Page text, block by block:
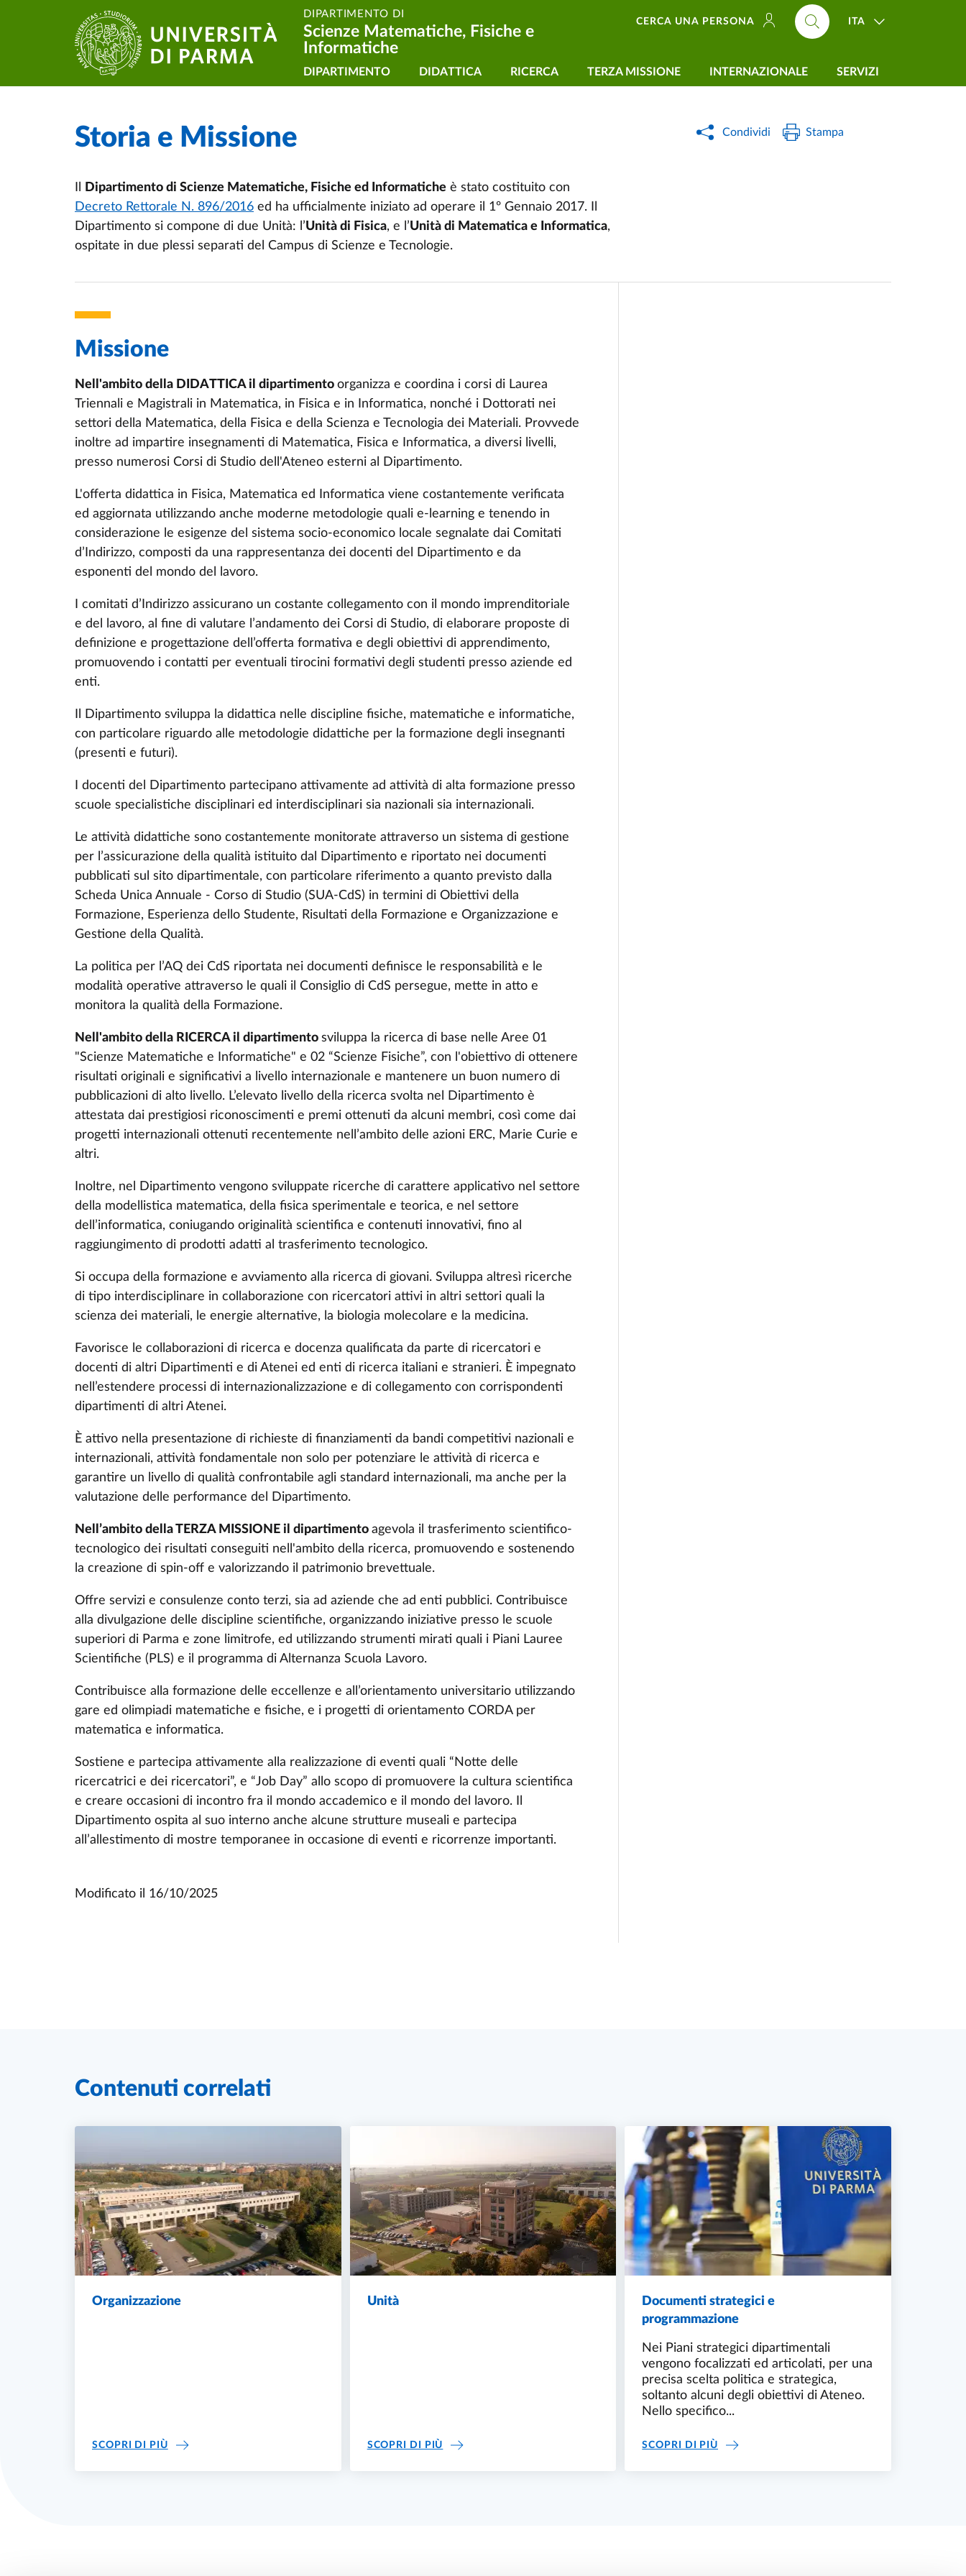
Salta al contenuto principale DIPARTIMENTO DI
Scienze Matematiche, Fisiche e
Informatiche
CERCA UNA PERSONA ITA
Navigazione principale
DIPARTIMENTO DIDATTICA RICERCA TERZA MISSIONE INTERNAZIONALE SERVIZI
Home /
Storia e Missione
Dipartimento di Scienze Matematiche, Fisiche ed Informatiche è stato costituito con
Decreto Rettorale N. 896/2016 ed ha ufficialmente iniziato ad operare il 1º Gennaio 2017. Il
Dipartimento si compone di due Unità: l’Unità di Fisica, e l’Unità di Matematica e Informatica,
ospitate in due plessi separati del Campus di Scienze e Tecnologie.
Condividi Stampa
Missione
Nell'ambito della DIDATTICA il dipartimentoorganizza e coordina i corsi di Laurea
Triennali e Magistrali in Matematica, in Fisica e in Informatica, nonché i Dottorati nei
settori della Matematica, della Fisica e della Scienza e Tecnologia dei Materiali. Provvede
inoltre ad impartire insegnamenti di Matematica, Fisica e Informatica, a diversi livelli,
presso numerosi Corsi di Studio dell'Ateneo esterni al Dipartimento.
L'offerta didattica in Fisica, Matematica ed Informatica viene costantemente verificata
ed aggiornata utilizzando anche moderne metodologie quali e-learning e tenendo in
considerazione le esigenze del sistema socio-economico locale segnalate dai Comitati
d’Indirizzo, composti da una rappresentanza dei docenti del Dipartimento e da
esponenti del mondo del lavoro.
I comitati d’Indirizzo assicurano un costante collegamento con il mondo imprenditoriale
e del lavoro, al fine di valutare l’andamento dei Corsi di Studio, di elaborare proposte di
definizione e progettazione dell’offerta formativa e degli obiettivi di apprendimento,
promuovendo i contatti per eventuali tirocini formativi degli studenti presso aziende ed
enti.
Il Dipartimento sviluppa la didattica nelle discipline fisiche, matematiche e informatiche,
con particolare riguardo alle metodologie didattiche per la formazione degli insegnanti
(presenti e futuri).
I docenti del Dipartimento partecipano attivamente ad attività di alta formazione presso
scuole specialistiche disciplinari ed interdisciplinari sia nazionali sia internazionali.
Le attività didattiche sono costantemente monitorate attraverso un sistema di gestione
per l’assicurazione della qualità istituito dal Dipartimento e riportato nei documenti
pubblicati sul sito dipartimentale, con particolare riferimento a quanto previsto dalla
Scheda Unica Annuale - Corso di Studio (SUA‐CdS) in termini di Obiettivi della
Formazione, Esperienza dello Studente, Risultati della Formazione e Organizzazione e
Gestione della Qualità.
La politica per l’AQ dei CdS riportata nei documenti definisce le responsabilità e le
modalità operative attraverso le quali il Consiglio di CdS persegue, mette in atto e
monitora la qualità della Formazione.
Nell'ambito della RICERCA il dipartimentosviluppa la ricerca di base nelle Aree 01
"Scienze Matematiche e Informatiche" e 02 “Scienze Fisiche”, con l'obiettivo di ottenere
risultati originali e significativi a livello internazionale e mantenere un buon numero di
pubblicazioni di alto livello. L’elevato livello della ricerca svolta nel Dipartimento è
attestata dai prestigiosi riconoscimenti e premi ottenuti da alcuni membri, così come dai
progetti internazionali ottenuti recentemente nell’ambito delle azioni ERC, Marie Curie e
altri.
Inoltre, nel Dipartimento vengono sviluppate ricerche di carattere applicativo nel settore
della modellistica matematica, della fisica sperimentale e teorica, e nel settore
dell’informatica, coniugando originalità scientifica e contenuti innovativi, fino al
raggiungimento di prodotti adatti al trasferimento tecnologico.
Si occupa della formazione e avviamento alla ricerca di giovani. Sviluppa altresì ricerche
di tipo interdisciplinare in collaborazione con ricercatori attivi in altri settori quali la
scienza dei materiali, le energie alternative, la biologia molecolare e la medicina.
Favorisce le collaborazioni di ricerca e docenza qualificata da parte di ricercatori e
docenti di altri Dipartimenti e di Atenei ed enti di ricerca italiani e stranieri. È impegnato
nell’estendere processi di internazionalizzazione e di collegamento con corrispondenti
dipartimenti di altri Atenei.
È attivo nella presentazione di richieste di finanziamenti da bandi competitivi nazionali e
internazionali, attività fondamentale non solo per potenziare le attività di ricerca e
garantire un livello di qualità confrontabile agli standard internazionali, ma anche per la
valutazione delle performance del Dipartimento.
Nell’ambito della TERZA MISSIONE il dipartimentoagevola il trasferimento scientifico-
tecnologico dei risultati conseguiti nell'ambito della ricerca, promuovendo e sostenendo
la creazione di spin-off e valorizzando il patrimonio brevettuale.
Offre servizi e consulenze conto terzi, sia ad aziende che ad enti pubblici. Contribuisce
alla divulgazione delle discipline scientifiche, organizzando iniziative presso le scuole
superiori di Parma e zone limitrofe, ed utilizzando strumenti mirati quali i Piani Lauree
Scientifiche (PLS) e il programma di Alternanza Scuola Lavoro.
Contribuisce alla formazione delle eccellenze e all’orientamento universitario utilizzando
gare ed olimpiadi matematiche e fisiche, e i progetti di orientamento CORDA per
matematica e informatica.
Sostiene e partecipa attivamente alla realizzazione di eventi quali “Notte delle
ricercatrici e dei ricercatori”, e “Job Day” allo scopo di promuovere la cultura scientifica
e creare occasioni di incontro fra il mondo accademico e il mondo del lavoro. Il
Dipartimento ospita al suo interno anche alcune strutture museali e partecipa
all’allestimento di mostre temporanee in occasione di eventi e ricorrenze importanti.
Modificato il 16/10/2025
Contenuti correlati
Organizzazione
SCOPRI DI PIÙORGANIZZAZIONE
Unità
SCOPRI DI PIÙ UNITÀ
Documenti strategici e
programmazione
Nei Piani strategici dipartimentali
vengono focalizzati ed articolati, per una
precisa scelta politica e strategica,
soltanto alcuni degli obiettivi di Ateneo.
Nello specifico...
SCOPRI DI PIÙ DOCUMENTI STRATEGICI E